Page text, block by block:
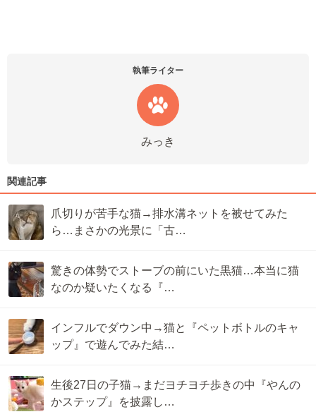
執筆ライター
みっき
関連記事
爪切りが苦手な猫→排水溝ネットを被せてみた
ら…まさかの光景に「古…
驚きの体勢でストーブの前にいた黒猫…本当に猫
なのか疑いたくなる『…
インフルでダウン中→猫と『ペットボトルのキャ
ップ』で遊んでみた結…
生後27日の子猫→まだヨチヨチ歩きの中『やんの
かステップ』を披露し…